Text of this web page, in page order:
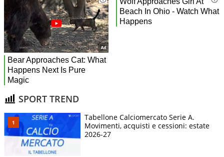
SPORT TREND
Tabellone Calciomercato Serie A.
Movimenti, acquisti e cessioni: estate
2026-27